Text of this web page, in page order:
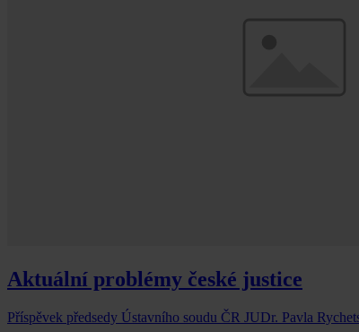
Aktuální problémy české justice
Příspěvek předsedy Ústavního soudu ČR JUDr. Pavla